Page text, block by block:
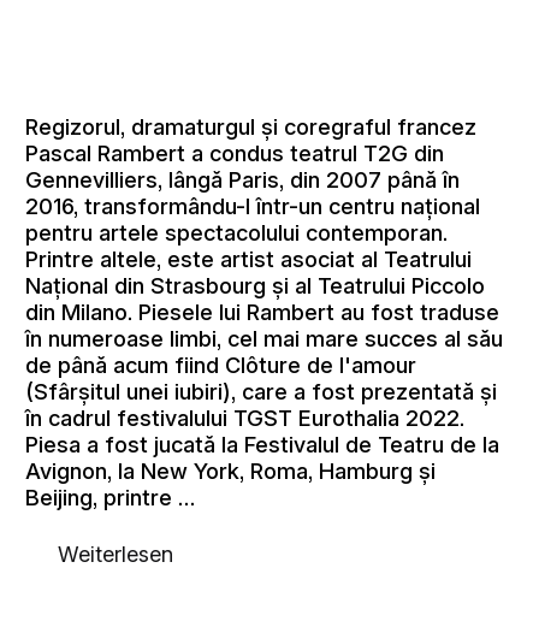
Regizorul, dramaturgul și coregraful francez
Pascal Rambert a condus teatrul T2G din
Gennevilliers, lângă Paris, din 2007 până în
2016, transformându-l într-un centru național
pentru artele spectacolului contemporan.
Printre altele, este artist asociat al Teatrului
Național din Strasbourg și al Teatrului Piccolo
din Milano. Piesele lui Rambert au fost traduse
în numeroase limbi, cel mai mare succes al său
de până acum fiind Clôture de l'amour
(Sfârșitul unei iubiri), care a fost prezentată și
în cadrul festivalului TGST Eurothalia 2022.
Piesa a fost jucată la Festivalul de Teatru de la
Avignon, la New York, Roma, Hamburg și
Beijing, printre …
Weiterlesen